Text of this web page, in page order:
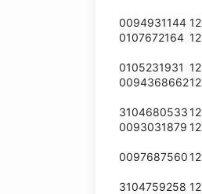
0094931144
0107672164
0105231931
0094368662
3104680533
0093031879
0097687560
3104759258